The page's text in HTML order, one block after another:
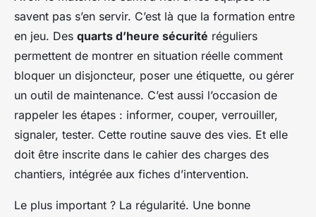
savent pas s’en servir. C’est là que la formation entre
en jeu. Des quarts d’heure sécurité réguliers
permettent de montrer en situation réelle comment
bloquer un disjoncteur, poser une étiquette, ou gérer
un outil de maintenance. C’est aussi l’occasion de
rappeler les étapes : informer, couper, verrouiller,
signaler, tester. Cette routine sauve des vies. Et elle
doit être inscrite dans le cahier des charges des
chantiers, intégrée aux fiches d’intervention.
Le plus important ? La régularité. Une bonne